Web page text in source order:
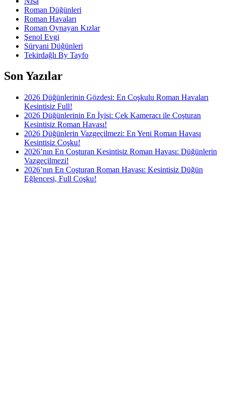
Roman Düğünleri
Roman Havaları
Roman Oynayan Kızlar
Şenol Evgi
Süryani Düğünleri
Tekirdağlı By Tayfo
Son Yazılar
2026 Düğünlerinin Gözdesi: En Coşkulu Roman Havaları
Kesintisiz Full!
2026 Düğünlerinin En İyisi: Çek Kameracı ile Coşturan
Kesintisiz Roman Havası!
2026 Düğünlerin Vazgeçilmezi: En Yeni Roman Havası
Kesintisiz Coşku!
2026’nın En Coşturan Kesintisiz Roman Havası: Düğünlerin
Vazgeçilmezi!
2026’nın En Coşturan Roman Havası: Kesintisiz Düğün
Eğlencesi, Full Coşku!